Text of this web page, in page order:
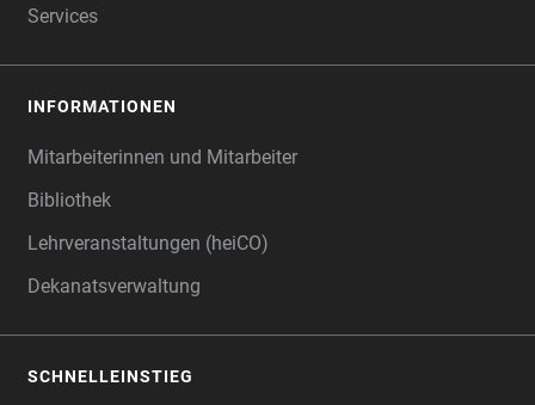
Services
INFORMATIONEN
Mitarbeiterinnen und Mitarbeiter
Bibliothek
Lehrveranstaltungen (heiCO)
Dekanatsverwaltung
SCHNELLEINSTIEG